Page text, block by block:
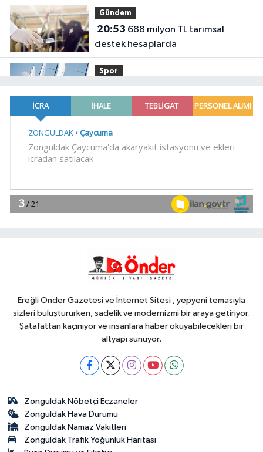
Gündem
20:53
destek hesaplarda
Spor
mücadelesi ilk günde nefes kesti
18:55Bursa'da tarihi eser
18:45
girişimcilere yeni kapılar açıyor
Ereğli Önder Gazetesi ve İnternet Sitesi , yepyeni temasıyla
sizleri buluştururken, sadelik ve modernizmi bir araya getiriyor.
Şatafattan kaçınıyor ve insanlara haber okuyabilecekleri bir
altyapı sunuyor.
Zonguldak Nöbetçi Eczaneler
Zonguldak Hava Durumu
Zonguldak Namaz Vakitleri
Zonguldak Trafik Yoğunluk Haritası